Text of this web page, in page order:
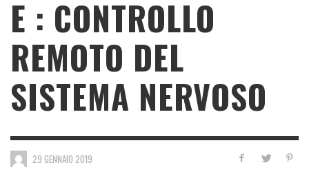
E : CONTROLLO
REMOTO DEL
SISTEMA NERVOSO
29 GENNAIO 2019